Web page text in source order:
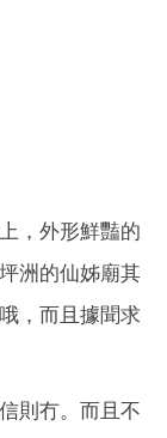
，外形鮮豔的
洲的仙姊廟其
，而且據聞求
則冇。而且不